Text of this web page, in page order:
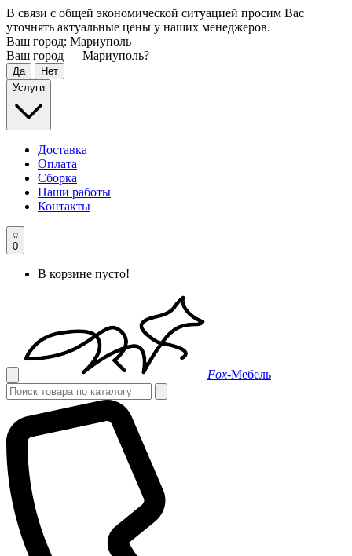
В связи с общей экономической ситуацией просим Вас
уточнять актуальные цены у наших менеджеров.
Ваш город: Мариуполь
Ваш город — Мариуполь?
Услуги
Доставка
Оплата
Сборка
Наши работы
Контакты
0
В корзине пусто!
Fox-Мебель